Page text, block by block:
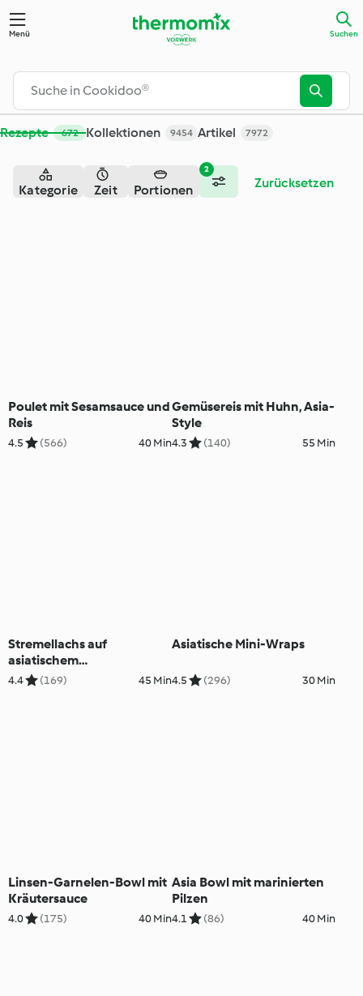
Menü Suchen
Rezepte 672 Kollektionen 9454 Artikel 7972
2
Kategorie Zeit Portionen Zurücksetzen
Poulet mit Sesamsauce und
Reis
4.5 (566) 40 Min
Gemüsereis mit Huhn, Asia-
Style
4.3 (140) 55 Min
Stremellachs auf
asiatischem
Fenchelgemüse
4.4 (169) 45 Min
Asiatische Mini-Wraps
4.5 (296) 30 Min
Linsen-Garnelen-Bowl mit
Kräutersauce
4.0 (175) 40 Min
Asia Bowl mit marinierten
Pilzen
4.1 (86) 40 Min
Suche - Cookidoo® – das offizielle Thermomix®-Rezept-